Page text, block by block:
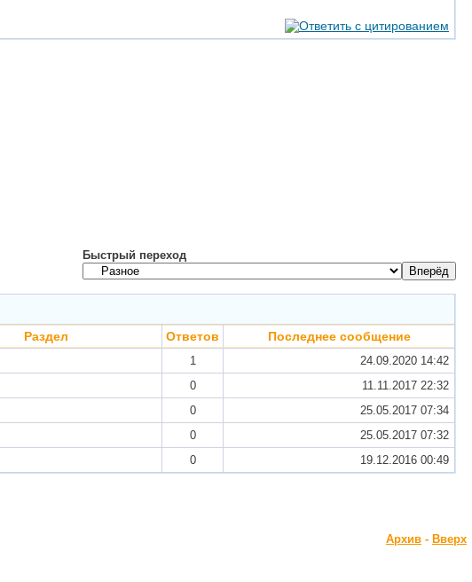
Быстрый переход
Раздел Ответов Последнее сообщение
1 24.09.2020 14:42
0 11.11.2017 22:32
0 25.05.2017 07:34
0 25.05.2017 07:32
0 19.12.2016 00:49
Архив - Вверх